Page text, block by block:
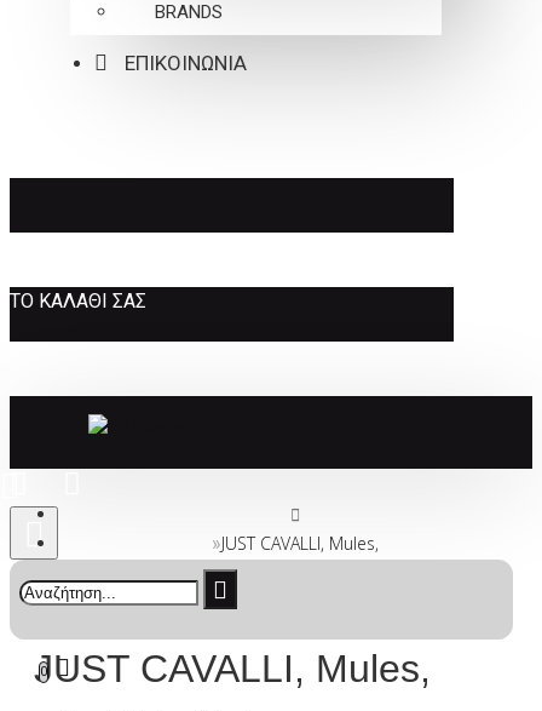
BRANDS
ΕΠΙΚΟΙΝΩΝΙΑ
ΤΟ ΚΑΛΆΘΙ ΣΑΣ
0
JUST CAVALLI, Mules,
JUST CAVALLI, Mules,